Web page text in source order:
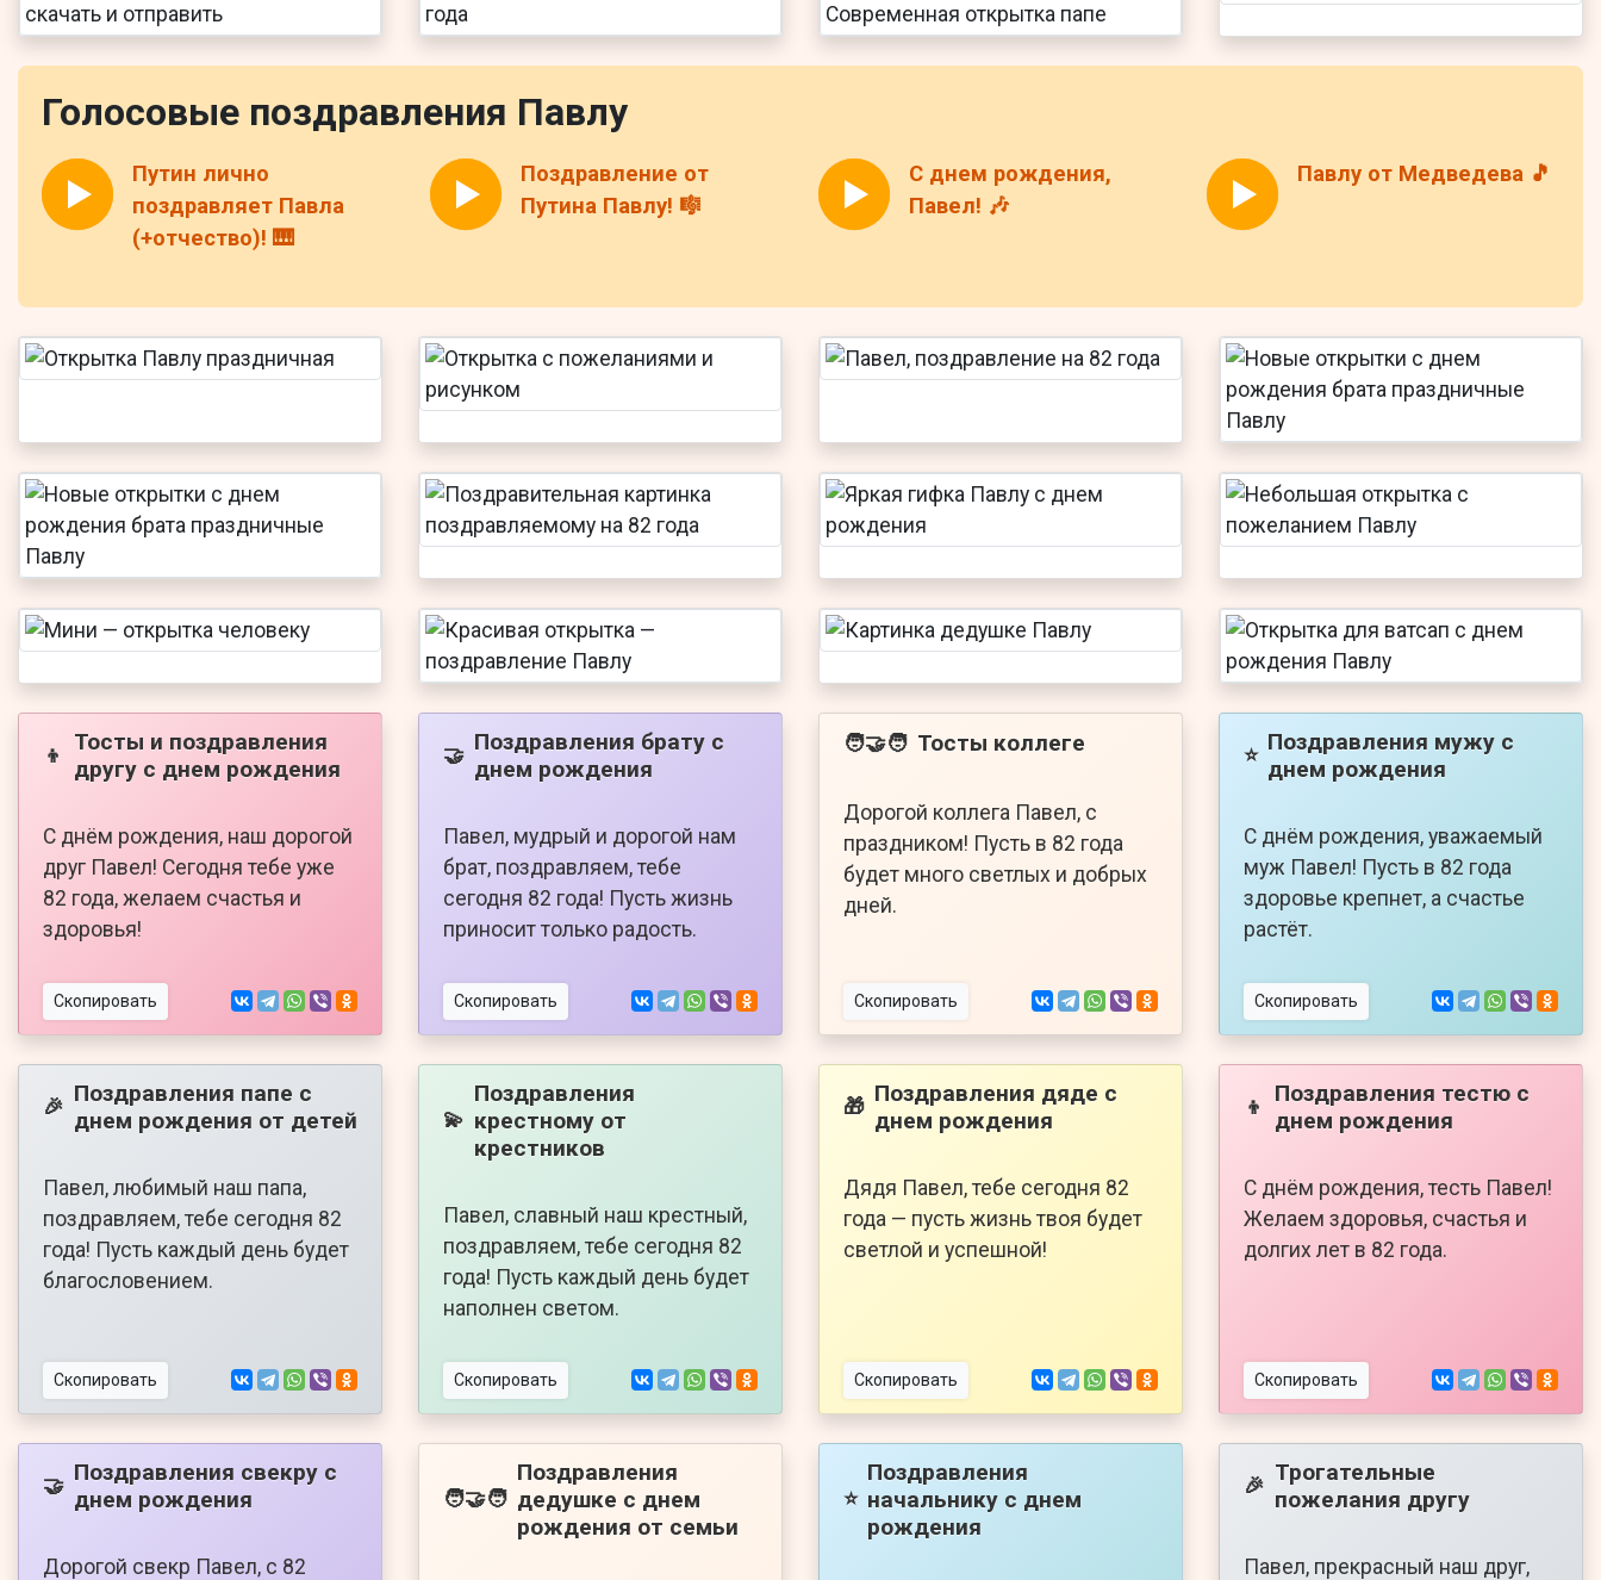
Голосовые поздравления Павлу
Путин лично
поздравляет Павла
(+отчество)! 🎹
Поздравление от
Путина Павлу! 🎼
С днем рождения,
Павел! 🎶
Павлу от Медведева 🎵
👦
Тосты и поздравления
другу с днем рождения
С днём рождения, наш дорогой
друг Павел! Сегодня тебе уже
82 года, желаем счастья и
здоровья!
Скопировать
🤝 Поздравления брату с
днем рождения
Павел, мудрый и дорогой нам
брат, поздравляем, тебе
сегодня 82 года! Пусть жизнь
приносит только радость.
Скопировать
🧑‍🤝‍🧑 Тосты коллеге
Дорогой коллега Павел, с
праздником! Пусть в 82 года
будет много светлых и добрых
дней.
Скопировать
⭐ Поздравления мужу с
днем рождения
С днём рождения, уважаемый
муж Павел! Пусть в 82 года
здоровье крепнет, а счастье
растёт.
Скопировать
🎉 Поздравления папе с
днем рождения от детей
Павел, любимый наш папа,
поздравляем, тебе сегодня 82
года! Пусть каждый день будет
благословением.
Скопировать
💫
Поздравления
крестному от
крестников
Павел, славный наш крестный,
поздравляем, тебе сегодня 82
года! Пусть каждый день будет
наполнен светом.
Скопировать
🎁 Поздравления дяде с
днем рождения
Дядя Павел, тебе сегодня 82
года — пусть жизнь твоя будет
светлой и успешной!
Скопировать
👦
Поздравления тестю с
днем рождения
С днём рождения, тесть Павел!
Желаем здоровья, счастья и
долгих лет в 82 года.
Скопировать
🤝 Поздравления свекру с
днем рождения
Дорогой свекр Павел, с 82
🧑‍🤝‍🧑
Поздравления
дедушке с днем
рождения от семьи
⭐
Поздравления
начальнику с днем
рождения
🎉 Трогательные
пожелания другу
Павел, прекрасный наш друг,